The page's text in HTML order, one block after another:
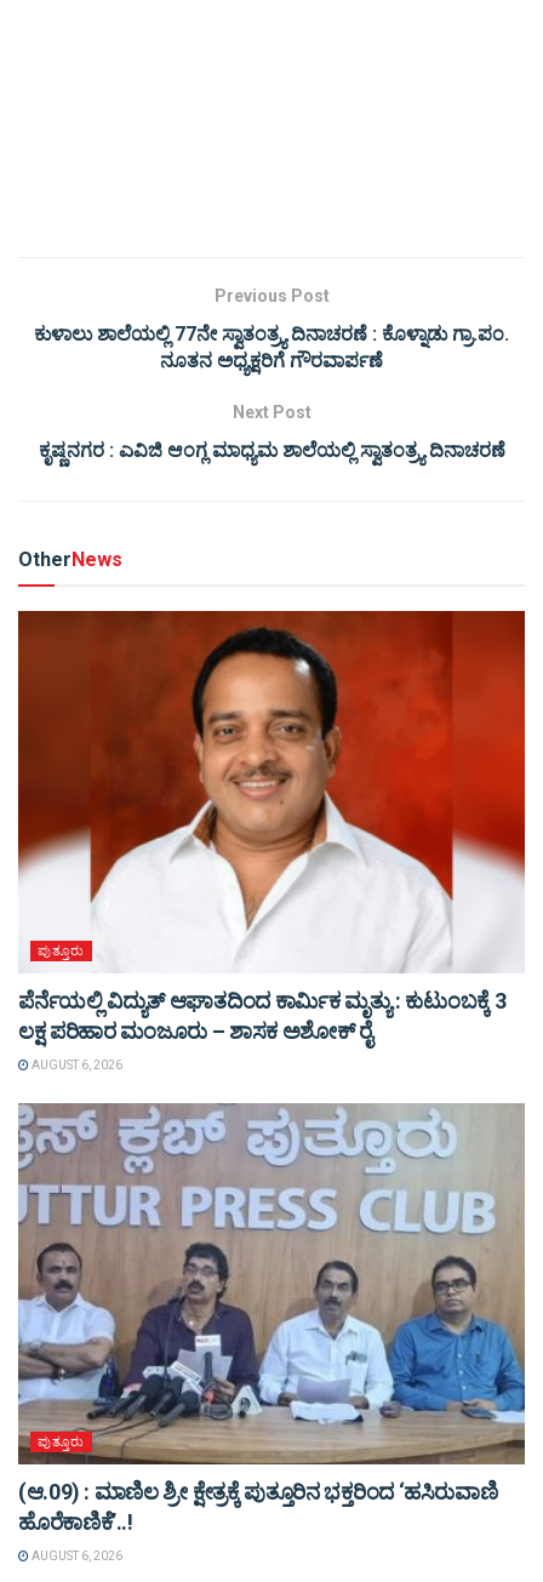
Previous Post
ಕುಳಾಲು ಶಾಲೆಯಲ್ಲಿ 77ನೇ ಸ್ವಾತಂತ್ರ್ಯ ದಿನಾಚರಣೆ : ಕೊಳ್ನಾಡು ಗ್ರಾ.ಪಂ.
ನೂತನ ಅಧ್ಯಕ್ಷರಿಗೆ ಗೌರವಾರ್ಪಣೆ
Next Post
ಕೃಷ್ಣನಗರ : ಎವಿಜಿ ಆಂಗ್ಲ ಮಾಧ್ಯಮ ಶಾಲೆಯಲ್ಲಿ ಸ್ವಾತಂತ್ರ್ಯ ದಿನಾಚರಣೆ
OtherNews
ಪುತ್ತೂರು
ಪೆರ್ನೆಯಲ್ಲಿ ವಿದ್ಯುತ್ ಆಘಾತದಿಂದ ಕಾರ್ಮಿಕ ಮೃತ್ಯು : ಕುಟುಂಬಕ್ಕೆ 3
ಲಕ್ಷ ಪರಿಹಾರ ಮಂಜೂರು – ಶಾಸಕ ಅಶೋಕ್ ರೈ
AUGUST 6, 2026
ಪುತ್ತೂರು
(ಆ.09) : ಮಾಣಿಲ ಶ್ರೀ ಕ್ಷೇತ್ರಕ್ಕೆ ಪುತ್ತೂರಿನ ಭಕ್ತರಿಂದ ‘ಹಸಿರುವಾಣಿ
ಹೊರೆಕಾಣಿಕೆ’..!
AUGUST 6, 2026